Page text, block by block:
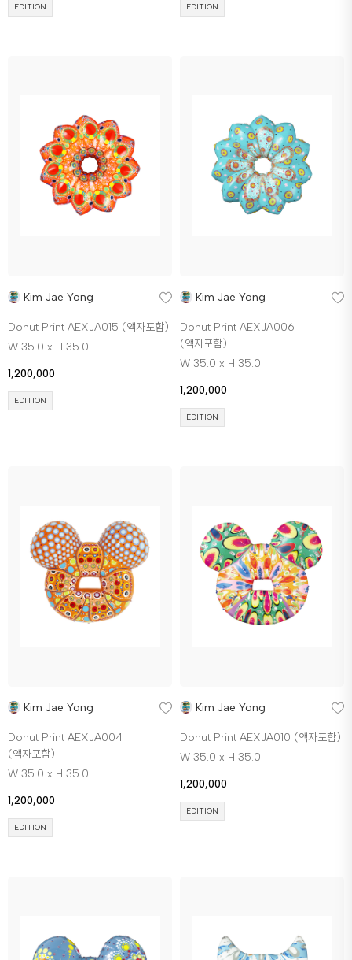
EDITION EDITION
Kim Jae Yong
Donut Print AEXJA015 (액자포함)
W 35.0 x H 35.0
1,200,000
EDITION
Kim Jae Yong
Donut Print AEXJA006
(액자포함)
W 35.0 x H 35.0
1,200,000
EDITION
Kim Jae Yong
Donut Print AEXJA004
(액자포함)
W 35.0 x H 35.0
1,200,000
EDITION
Kim Jae Yong
Donut Print AEXJA010 (액자포함)
W 35.0 x H 35.0
1,200,000
EDITION